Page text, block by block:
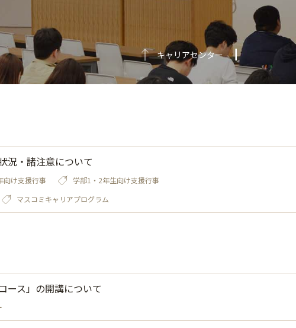
キャリアセンター
況・諸注意について
向け支援行事
学部1・2年生向け支援行事
マスコミキャリアプログラム
ース」の開講について